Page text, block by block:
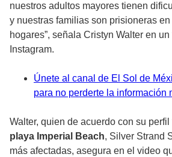
nuestros adultos mayores tienen
y nuestras familias son prisioneras
hogares”, señala Cristyn Walter en
Instagram.
Únete al canal de El Sol de
para no perderte la información
Walter, quien de acuerdo con su
playa Imperial Beach, Silver Strand
más afectadas, asegura en el video